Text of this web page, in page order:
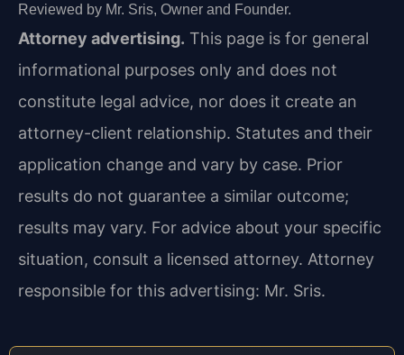
Reviewed by Mr. Sris, Owner and Founder.
Attorney advertising. This page is for general
informational purposes only and does not
constitute legal advice, nor does it create an
attorney-client relationship. Statutes and their
application change and vary by case. Prior
results do not guarantee a similar outcome;
results may vary. For advice about your specific
situation, consult a licensed attorney. Attorney
responsible for this advertising: Mr. Sris.